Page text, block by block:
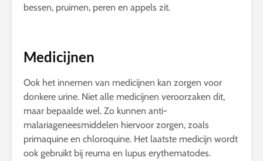
bessen, pruimen, peren en appels zit.
Medicijnen
Ook het innemen van medicijnen kan zorgen voor
donkere urine. Niet alle medicijnen veroorzaken dit,
maar bepaalde wel. Zo kunnen anti-
malariageneesmiddelen hiervoor zorgen, zoals
primaquine en chloroquine. Het laatste medicijn wordt
ook gebruikt bij reuma en lupus erythematodes.